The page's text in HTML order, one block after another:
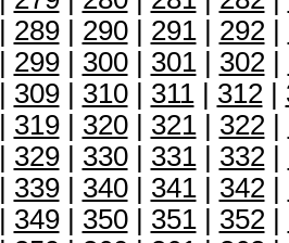
289| 290| 291| 292|
299| 300| 301| 302|
309| 310| 311| 312|
319| 320| 321| 322|
329| 330| 331| 332|
339| 340| 341| 342|
349| 350| 351| 352|